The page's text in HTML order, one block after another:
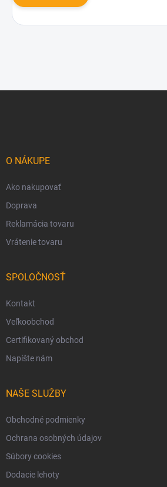
O NÁKUPE
Ako nakupovať
Doprava
Reklamácia tovaru
Vrátenie tovaru
SPOLOČNOSŤ
Kontakt
Veľkoobchod
Certifikovaný obchod
Napíšte nám
NAŠE SLUŽBY
Obchodné podmienky
Ochrana osobných údajov
Súbory cookies
Dodacie lehoty